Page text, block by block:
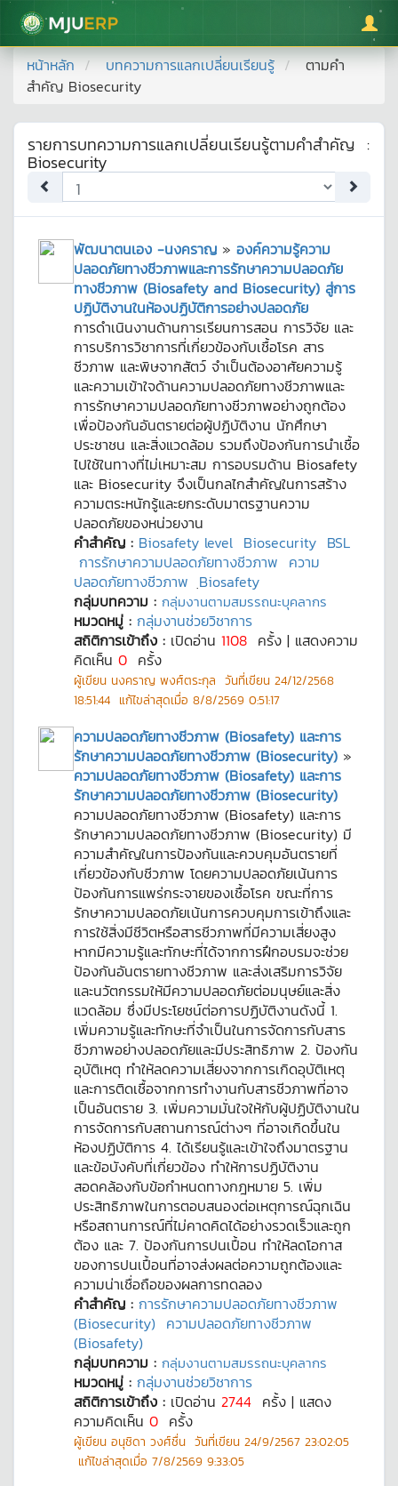
มหาวิทยาลัยแม่โจ้
หน้าหลัก บทความการแลกเปลี่ยนเรียนรู้
ตามคำ
สำคัญ Biosecurity
รายการบทความการแลกเปลี่ยนเรียนรู้ตามคำสำคัญ :
Biosecurity
พัฒนาตนเอง -นงคราญ » องค์ความรู้ความ
ปลอดภัยทางชีวภาพและการรักษาความปลอดภัย
ทางชีวภาพ (Biosafety and Biosecurity) สู่การ
ปฏิบัติงานในห้องปฏิบัติการอย่างปลอดภัย
การดำเนินงานด้านการเรียนการสอน การวิจัย และ
การบริการวิชาการที่เกี่ยวข้องกับเชื้อโรค สาร
ชีวภาพ และพิษจากสัตว์ จำเป็นต้องอาศัยความรู้
และความเข้าใจด้านความปลอดภัยทางชีวภาพและ
การรักษาความปลอดภัยทางชีวภาพอย่างถูกต้อง
เพื่อป้องกันอันตรายต่อผู้ปฏิบัติงาน นักศึกษา
ประชาชน และสิ่งแวดล้อม รวมถึงป้องกันการนำเชื้อ
ไปใช้ในทางที่ไม่เหมาะสม การอบรมด้าน Biosafety
และ Biosecurity จึงเป็นกลไกสำคัญในการสร้าง
ความตระหนักรู้และยกระดับมาตรฐานความ
ปลอดภัยของหน่วยงาน
คำสำคัญ : Biosafety level Biosecurity BSL
การรักษาความปลอดภัยทางชีวภาพ ความ
ปลอดภัยทางชีวภาพ ฺBiosafety
กลุ่มบทความ : กลุ่มงานตามสมรรถนะบุคลากร
หมวดหมู่ : กลุ่มงานช่วยวิชาการ
สถิติการเข้าถึง : เปิดอ่าน 1108 ครั้ง | แสดงความ
คิดเห็น 0 ครั้ง
ผู้เขียน นงคราญ พงศ์ตระกุล วันที่เขียน 24/12/2568
18:51:44 แก้ไขล่าสุดเมื่อ 8/8/2569 0:51:17
ความปลอดภัยทางชีวภาพ (Biosafety) และการ
รักษาความปลอดภัยทางชีวภาพ (Biosecurity) »
ความปลอดภัยทางชีวภาพ (Biosafety) และการ
รักษาความปลอดภัยทางชีวภาพ (Biosecurity)
ความปลอดภัยทางชีวภาพ (Biosafety) และการ
รักษาความปลอดภัยทางชีวภาพ (Biosecurity) มี
ความสำคัญในการป้องกันและควบคุมอันตรายที่
เกี่ยวข้องกับชีวภาพ โดยความปลอดภัยเน้นการ
ป้องกันการแพร่กระจายของเชื้อโรค ขณะที่การ
รักษาความปลอดภัยเน้นการควบคุมการเข้าถึงและ
การใช้สิ่งมีชีวิตหรือสารชีวภาพที่มีความเสี่ยงสูง
หากมีความรู้และทักษะที่ได้จากการฝึกอบรมจะช่วย
ป้องกันอันตรายทางชีวภาพ และส่งเสริมการวิจัย
และนวัตกรรมให้มีความปลอดภัยต่อมนุษย์และสิ่ง
แวดล้อม ซึ่งมีประโยชน์ต่อการปฏิบัติงานดังนี้ 1.
เพิ่มความรู้และทักษะที่จำเป็นในการจัดการกับสาร
ชีวภาพอย่างปลอดภัยและมีประสิทธิภาพ 2. ป้องกัน
อุบัติเหตุ ทำให้ลดความเสี่ยงจากการเกิดอุบัติเหตุ
และการติดเชื้อจากการทำงานกับสารชีวภาพที่อาจ
เป็นอันตราย 3. เพิ่มความมั่นใจให้กับผู้ปฏิบัติงานใน
การจัดการกับสถานการณ์ต่างๆ ที่อาจเกิดขึ้นใน
ห้องปฏิบัติการ 4. ได้เรียนรู้และเข้าใจถึงมาตรฐาน
และข้อบังคับที่เกี่ยวข้อง ทำให้การปฏิบัติงาน
สอดคล้องกับข้อกำหนดทางกฎหมาย 5. เพิ่ม
ประสิทธิภาพในการตอบสนองต่อเหตุการณ์ฉุกเฉิน
หรือสถานการณ์ที่ไม่คาดคิดได้อย่างรวดเร็วและถูก
ต้อง และ 7. ป้องกันการปนเปื้อน ทำให้ลดโอกาส
ของการปนเปื้อนที่อาจส่งผลต่อความถูกต้องและ
ความน่าเชื่อถือของผลการทดลอง
คำสำคัญ : การรักษาความปลอดภัยทางชีวภาพ
(Biosecurity) ความปลอดภัยทางชีวภาพ
(Biosafety)
กลุ่มบทความ : กลุ่มงานตามสมรรถนะบุคลากร
หมวดหมู่ : กลุ่มงานช่วยวิชาการ
สถิติการเข้าถึง : เปิดอ่าน 2744 ครั้ง | แสดง
ความคิดเห็น 0 ครั้ง
ผู้เขียน อนุชิดา วงศ์ชื่น วันที่เขียน 24/9/2567 23:02:05
แก้ไขล่าสุดเมื่อ 7/8/2569 9:33:05